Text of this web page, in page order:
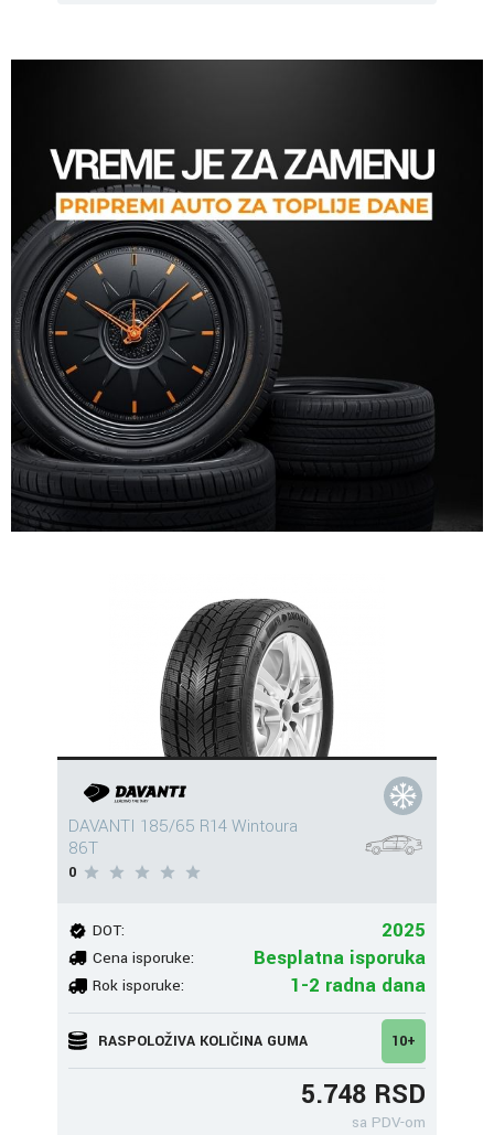
DAVANTI 185/65 R14 Wintoura
86T
0
DOT: 2025
Cena isporuke: Besplatna isporuka
Rok isporuke: 1-2 radna dana
RASPOLOŽIVA KOLIČINA GUMA 10+
5.748 RSD
sa PDV-om